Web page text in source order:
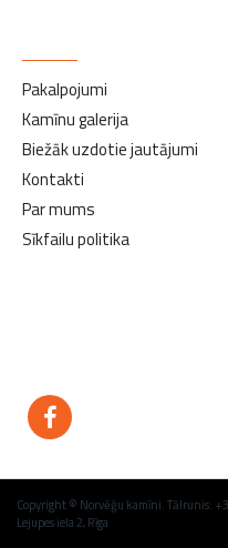
Pakalpojumi
Kamīnu galerija
Biežāk uzdotie jautājumi
Kontakti
Par mums
Sīkfailu politika
Copyright © Norvēģu kamīni. Tālrunis:
Lejupes iela 2, Rīga